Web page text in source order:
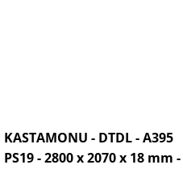
KASTAMONU - DTDL - A395
PS19 - 2800 x 2070 x 18 mm -